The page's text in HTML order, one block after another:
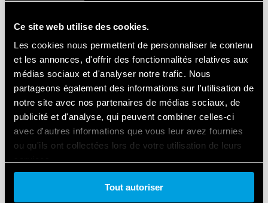
Ce site web utilise des cookies.
Les cookies nous permettent de personnaliser le contenu
et les annonces, d'offrir des fonctionnalités relatives aux
médias sociaux et d'analyser notre trafic. Nous
partageons également des informations sur l'utilisation de
notre site avec nos partenaires de médias sociaux, de
publicité et d'analyse, qui peuvent combiner celles-ci
avec d'autres informations que vous leur avez fournies
ou qu'ils ont collectées lors de votre utilisation de leurs
Tout autoriser
Bobine AC ou DC
Contacts sans Cadmium (version standard)
DÉTAILS